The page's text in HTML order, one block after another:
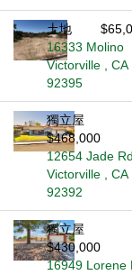
土地
16333 Molino
Victorville , CA
92395
獨立屋
$468,000
12654 Jade Rd
Victorville , CA
92392
獨立屋
$430,000
16949 Lorene